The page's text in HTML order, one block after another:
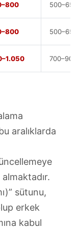
500–650
500–650
700–900
aralıklarda
sütunu,
erkek
kabul